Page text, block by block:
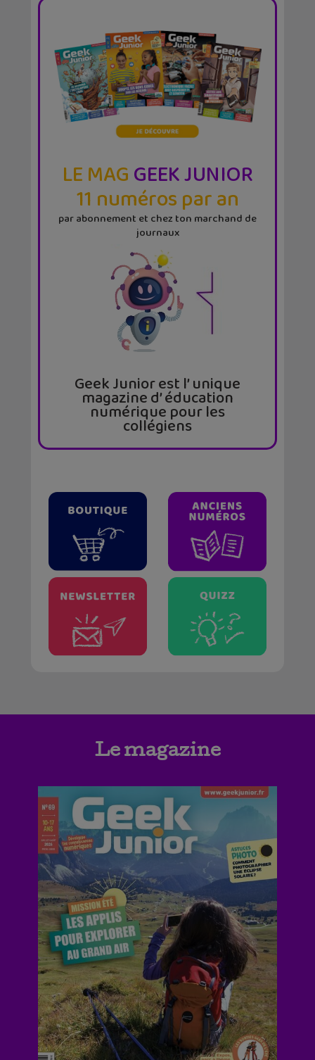
LE MAGGEEK JUNIOR
11 numéros par an
par abonnement et chez ton marchand de
journaux
Geek Junior est l’ unique
magazine d’ éducation
numérique pour les
collégiens
Le magazine